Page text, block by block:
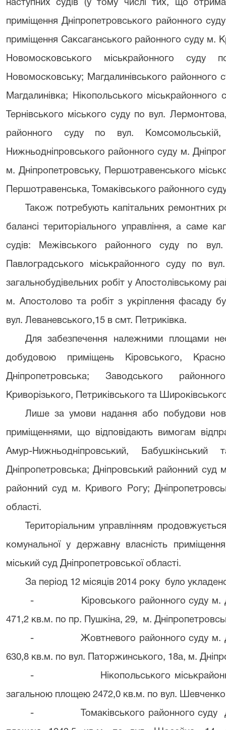
наступних судів (у тому числі тих, що
приміщення Дніпропетровського районного
приміщення Саксаганського районного суду м.
Новомосковського міськрайонного
Новомосковську; Магдалинівського районного
Магдалинівка; Нікопольського
Тернівського міського суду по вул.
районного суду по вул.
Нижньодніпровського районного суду м.
м. Дніпропетровську, Першотравенського
Першотравенська, Томаківського районного
Також потребують капітальних ремонтних
балансі територіального управління, а саме
судів: Межівського районного суду по
Павлоградського міськрайонного суду по
загальнобудівельних робіт у Апостолівському
м. Апостолово та робіт з укріплення фасаду
вул. Леваневського,15 в смт. Петриківка.
Для забезпечення належними площами
добудовою приміщень Кіровського,
Дніпропетровська; Заводського
Криворізького, Петриківського та
Лише за умови надання або побудови
приміщеннями, що відповідають вимогам
Амур-Нижньодніпровський,
Дніпропетровська; Дніпровський районний суд
районний суд м. Кривого Рогу;
області.
Територіальним управлінням
комунальної у державну власність
міський суд Дніпропетровської області.
За період 12 місяців 2014 року було
- Кіровського районного суду
471,2 кв.м. по пр. Пушкіна, 29, м.
- Жовтневого районного суду м.
630,8 кв.м. по вул. Паторжинського, 18а, м.
- Нікопольського
загальною площею 2472,0 кв.м. по вул.
- Томаківського районного суду